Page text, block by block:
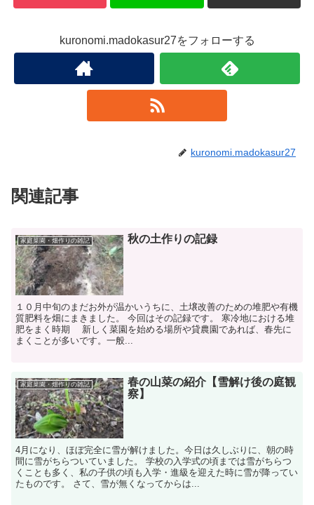
kuronomi.madokasur27をフォローする
kuronomi.madokasur27
関連記事
家庭菜園・畑作りの雑記 秋の土作りの記録
１０月中旬のまだお外が温かいうちに、土壌改善のための堆肥や有機
質肥料を畑にまきました。 今回はその記録です。 寒冷地における堆
肥をまく時期 新しく菜園を始める場所や貸農園であれば、春先に
まくことが多いです。一般...
家庭菜園・畑作りの雑記
春の山菜の紹介【雪解け後の庭観
察】
4月になり、ほぼ完全に雪が解けました。今日は久しぶりに、朝の時
間に雪がちらついていました。 学校の入学式の頃までは雪がちらつ
くことも多く、私の子供の頃も入学・進級を迎えた時に雪が降ってい
たものです。 さて、雪が無くなってからは...